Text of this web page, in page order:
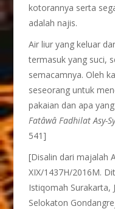
kotorannya serta
adalah najis.
Air liur yang keluar
termasuk yang suci,
semacamnya. Oleh
seseorang untuk
pakaian dan apa
Fatâwâ Fadhilat Asy-
541]
[Disalin dari majalah
XIX/1437H/2016M.
Istiqomah Surakarta,
Selokaton